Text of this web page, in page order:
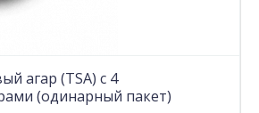
агар (TSA) с 4
(одинарный пакет)